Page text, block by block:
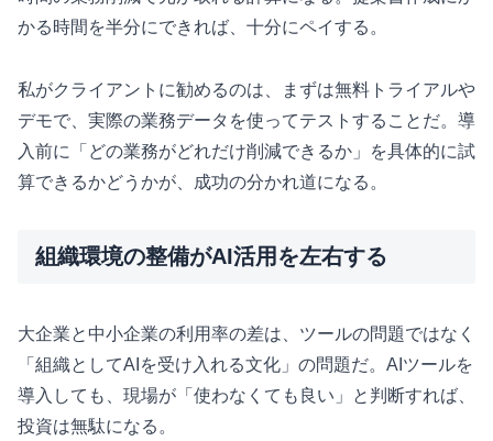
かる時間を半分にできれば、十分にペイする。
私がクライアントに勧めるのは、まずは無料トライアルや
デモで、実際の業務データを使ってテストすることだ。導
入前に「どの業務がどれだけ削減できるか」を具体的に試
算できるかどうかが、成功の分かれ道になる。
組織環境の整備がAI活用を左右する
大企業と中小企業の利用率の差は、ツールの問題ではなく
「組織としてAIを受け入れる文化」の問題だ。AIツールを
導入しても、現場が「使わなくても良い」と判断すれば、
投資は無駄になる。